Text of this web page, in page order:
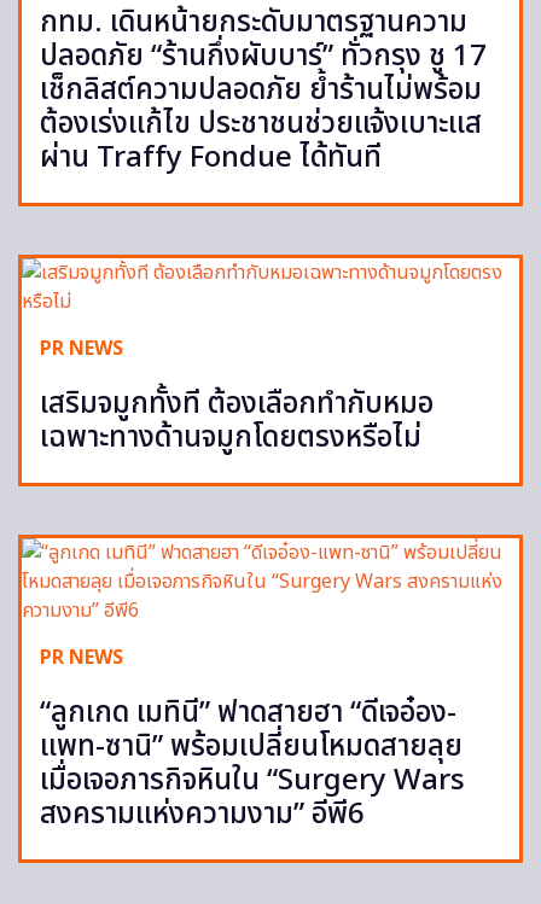
กทม. เดินหน้ายกระดับมาตรฐานความ
ปลอดภัย “ร้านกึ่งผับบาร์” ทั่วกรุง ชู 17
เช็กลิสต์ความปลอดภัย ย้ำร้านไม่พร้อม
ต้องเร่งแก้ไข ประชาชนช่วยแจ้งเบาะแส
ผ่าน Traffy Fondue ได้ทันที
PR NEWS
เสริมจมูกทั้งที ต้องเลือกทำกับหมอ
เฉพาะทางด้านจมูกโดยตรงหรือไม่
PR NEWS
“ลูกเกด เมทินี” ฟาดสายฮา “ดีเจอ๋อง-
แพท-ซานิ” พร้อมเปลี่ยนโหมดสายลุย
เมื่อเจอภารกิจหินใน “Surgery Wars
สงครามแห่งความงาม” อีพี6